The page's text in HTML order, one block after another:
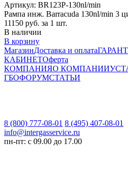
Артикул: BR123P-130nl/min
Рампа инж. Barracuda 130nl/min 3
11150 руб. за 1 шт.
В наличии
В корзину
МагазинДоставка и оплата
КАБИНЕТОферта
КОМПАНИЯО КОМПАНИИ
ГБОФОРУМСТАТЬИ
8 (800) 777-08-01 8 (495) 407-08-01
info@intergasservice.ru
пн-пт: с 09.00 до 17.00